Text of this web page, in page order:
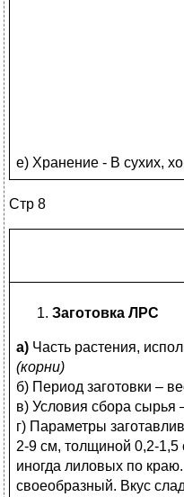
е) Хранение - В сухих,
Стр 8
Заготовка ЛРС
а) Часть растения,
(корни)
б) Период заготовки –
в) Условия сбора сырья
г) Параметры
2-9 см, толщиной 0,2-
иногда лиловых по
своеобразный. Вкус